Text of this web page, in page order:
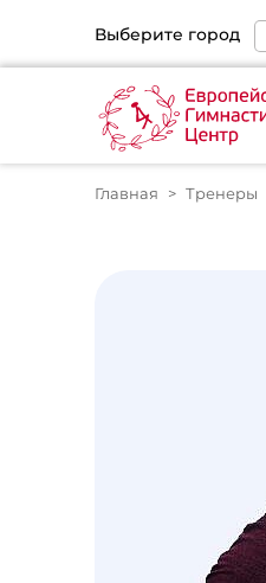
Выберите город
Главная Тренеры